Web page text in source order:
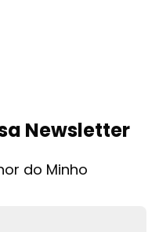
Newsletter
do Minho